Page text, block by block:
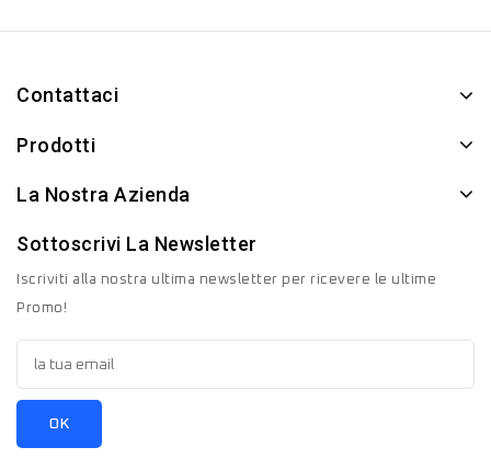
Contattaci
Prodotti
La Nostra Azienda
Sottoscrivi La Newsletter
Iscriviti alla nostra ultima newsletter per ricevere le ultime
Promo!